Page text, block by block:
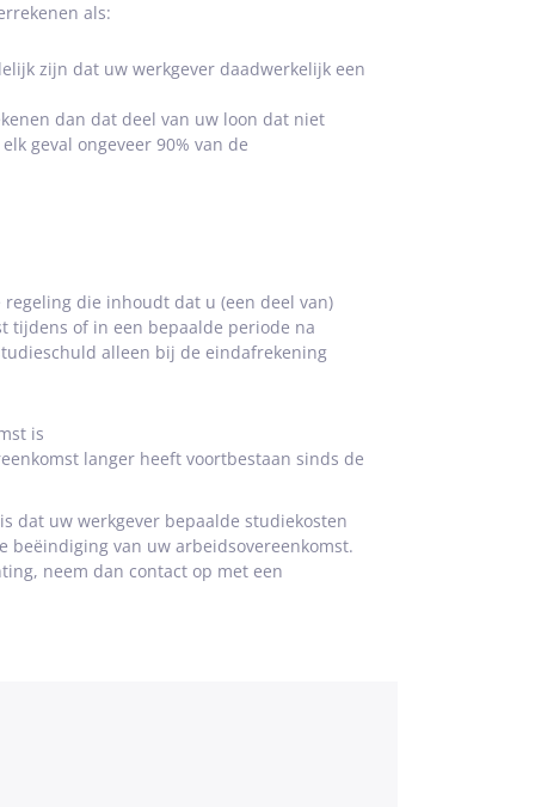
als:
zijn dat uw werkgever daadwerkelijk een
dan dat deel van uw loon dat niet
geval ongeveer 90% van de
die inhoudt dat u (een deel van)
tijdens of in een bepaalde periode na
alleen bij de eindafrekening
is
langer heeft voortbestaan sinds de
dat uw werkgever bepaalde studiekosten
van uw arbeidsovereenkomst.
neem dan contact op met een